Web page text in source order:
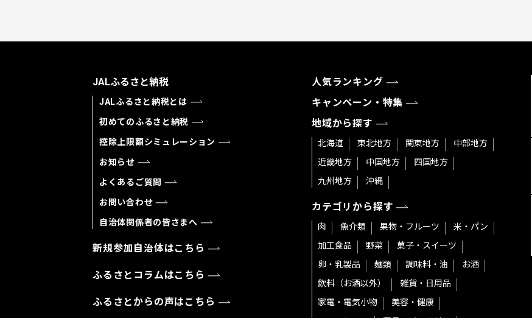
JALふるさと納税
JALふるさと納税とは
初めてのふるさと納税
控除上限額シミュレーション
お知らせ
よくあるご質問
お問い合わせ
自治体関係者の皆さまへ
新規参加自治体はこちら
ふるさとコラムはこちら
ふるさとからの声はこちら
人気ランキング
キャンペーン・特集
地域から探す
北海道 東北地方 関東地方
中部地方
近畿地方
中国地方
四国地方
九州地方
沖縄
カテゴリから探す
肉 魚介類 果物・フルーツ
米・パン
加工食品
野菜
菓子・スイーツ
卵・乳製品
麺類 調味料・油
お酒
飲料（お酒以外）
雑貨・日用品
家電・電気小物
美容・健康